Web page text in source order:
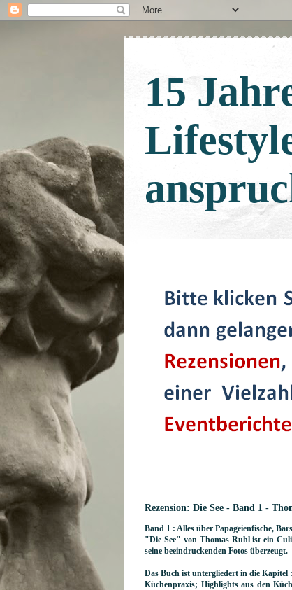
15
Rezension: Die See - Band 1 -
Band 1 : Alles über Papageienfische,
"Die See" von Thomas Ruhl ist ein
seine beeindruckenden Fotos überzeugt.
Das Buch ist untergliedert in die
Küchenpraxis; Highlights aus den